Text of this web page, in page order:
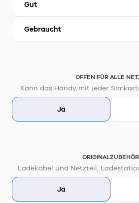
Gut
Gebraucht
OFFEN FÜR ALLE
Kann das Handy mit jeder
Ja
ORIGINALZUBEHÖR
Ladekabel und Netzteil,
Ja